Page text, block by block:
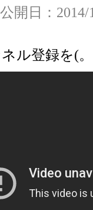
日：2014/
ル登録を(